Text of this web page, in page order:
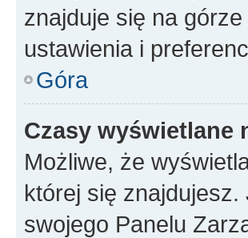
znajduje się na
ustawienia i
Góra
Czasy wyświetlane
Możliwe, że
której się znajdujesz.
swojego Panelu